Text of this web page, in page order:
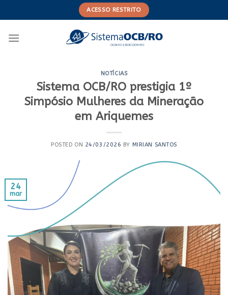
to
ACESSO RESTRITO
NOTÍCIAS
Sistema OCB/RO prestigia 1º
Simpósio Mulheres da Mineração
em Ariquemes
POSTED ON 24/03/2026 BY MIRIAN SANTOS
24
mar